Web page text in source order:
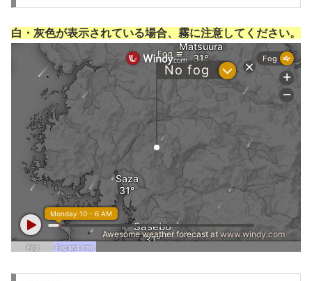
白・灰色が表示されている場合、霧に注意してください。